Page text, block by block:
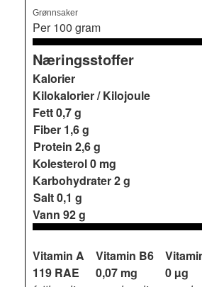
Grønnsaker
Per 100 gram
Næringsstoffer
Kalorier
Kilokalorier / Kilojoule
Fett0,7 g
Fiber 1,6 g
Protein 2,6 g
Kolesterol0 mg
Karbohydrater2 g
Salt0,1 g
Vann 92 g
Vitamin A
119 RAE
Vitamin B6
0,07 mg
0 µg